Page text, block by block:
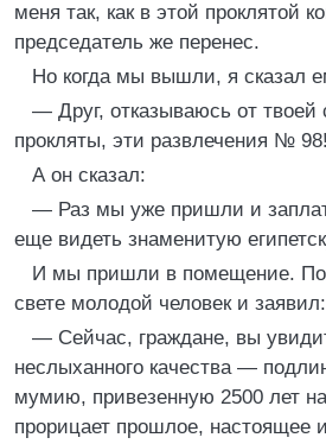
меня так, как в этой проклятой
председатель же перенес.
Но когда мы вышли, я сказал
— Друг, отказываюсь от твоей
прокляты, эти развлечения № 98!
А он сказал:
— Раз мы уже пришли и
еще видеть знаменитую
И мы пришли в помещение.
свете молодой человек и заявил:
— Сейчас, граждане, вы
неслыханного качества —
мумию, привезенную 2500 лет
прорицает прошлое, настоящее